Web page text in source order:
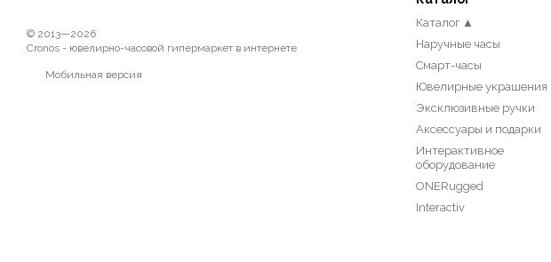
© 2013—2026
Cronos - ювелирно-часовой гипермаркет в интернете
Мобильная версия
Каталог ▲
Наручные часы
Смарт-часы
Ювелирные украшения
Эксклюзивные ручки
Аксессуары и подарки
Интерактивное
оборудование
ONERugged
Interactiv